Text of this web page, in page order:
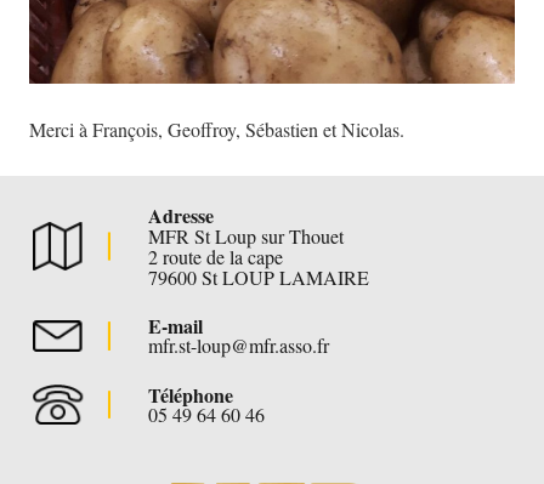
Merci à François, Geoffroy, Sébastien et Nicolas.
Adresse
MFR St Loup sur Thouet
2 route de la cape
79600 St LOUP LAMAIRE
E-mail
mfr.st-loup@mfr.asso.fr
Téléphone
05 49 64 60 46